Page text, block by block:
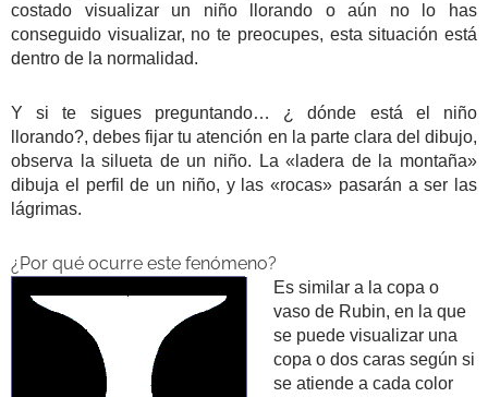
costado visualizar un niño llorando o aún no lo has
conseguido visualizar, no te preocupes, esta situación está
dentro de la normalidad.
Y si te sigues preguntando… ¿ dónde está el niño
llorando?, debes fijar tu atención en la parte clara del dibujo,
observa la silueta de un niño. La «ladera de la montaña»
dibuja el perfil de un niño, y las «rocas» pasarán a ser las
lágrimas.
¿Por qué ocurre este fenómeno?
Es similar a la copa o
vaso de Rubin, en la que
se puede visualizar una
copa o dos caras según si
se atiende a cada color